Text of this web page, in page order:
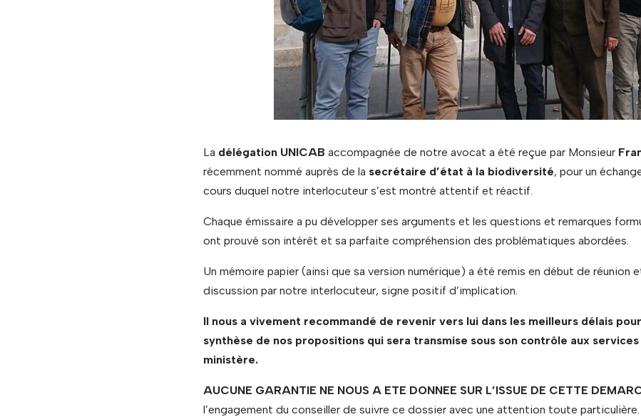
La délégation UNICAB accompagnée de notre avocat a été reçue par Monsieur
récemment nommé auprès de la secrétaire d’état à la biodiversité, pour un
cours duquel notre interlocuteur s’est montré attentif et réactif.
Chaque émissaire a pu développer ses arguments et les questions et remarques
ont prouvé son intérêt et sa parfaite compréhension des problématiques abordées.
Un mémoire papier (ainsi que sa version numérique) a été remis en début de réunion
discussion par notre interlocuteur, signe positif d’implication.
Il nous a vivement recommandé de revenir vers lui dans les meilleurs délais
synthèse de nos propositions qui sera transmise sous son contrôle aux
ministère.
AUCUNE GARANTIE NE NOUS A ETE DONNEE SUR L’ISSUE DE CETTE
l’engagement du conseiller de suivre ce dossier avec une attention toute particulière.